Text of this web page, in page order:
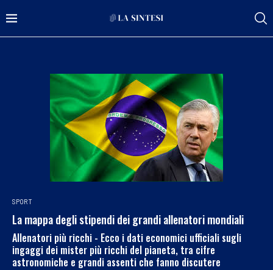
SPORT
La mappa degli stipendi dei grandi allenatori mondiali
Allenatori più ricchi - Ecco i dati economici ufficiali sugli
ingaggi dei mister più ricchi del pianeta, tra cifre
astronomiche e grandi assenti che fanno discutere